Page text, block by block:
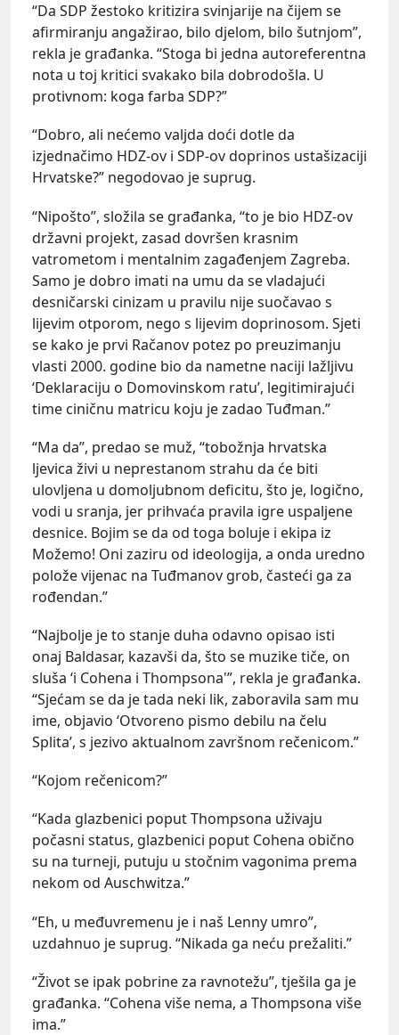
“Da SDP žestoko kritizira svinjarije na čijem se
afirmiranju angažirao, bilo djelom, bilo šutnjom”,
rekla je građanka. “Stoga bi jedna autoreferentna
nota u toj kritici svakako bila dobrodošla. U
protivnom: koga farba SDP?”
“Dobro, ali nećemo valjda doći dotle da
izjednačimo HDZ-ov i SDP-ov doprinos ustašizaciji
Hrvatske?” negodovao je suprug.
“Nipošto”, složila se građanka, “to je bio HDZ-ov
državni projekt, zasad dovršen krasnim
vatrometom i mentalnim zagađenjem Zagreba.
Samo je dobro imati na umu da se vladajući
desničarski cinizam u pravilu nije suočavao s
lijevim otporom, nego s lijevim doprinosom. Sjeti
se kako je prvi Račanov potez po preuzimanju
vlasti 2000. godine bio da nametne naciji lažljivu
‘Deklaraciju o Domovinskom ratu’, legitimirajući
time ciničnu matricu koju je zadao Tuđman.”
“Ma da”, predao se muž, “tobožnja hrvatska
ljevica živi u neprestanom strahu da će biti
ulovljena u domoljubnom deficitu, što je, logično,
vodi u sranja, jer prihvaća pravila igre uspaljene
desnice. Bojim se da od toga boluje i ekipa iz
Možemo! Oni zaziru od ideologija, a onda uredno
polože vijenac na Tuđmanov grob, časteći ga za
rođendan.”
“Najbolje je to stanje duha odavno opisao isti
onaj Baldasar, kazavši da, što se muzike tiče, on
sluša ‘i Cohena i Thompsona'”, rekla je građanka.
“Sjećam se da je tada neki lik, zaboravila sam mu
ime, objavio ‘Otvoreno pismo debilu na čelu
Splita’, s jezivo aktualnom završnom rečenicom.”
“Kojom rečenicom?”
“Kada glazbenici poput Thompsona uživaju
počasni status, glazbenici poput Cohena obično
su na turneji, putuju u stočnim vagonima prema
nekom od Auschwitza.”
“Eh, u međuvremenu je i naš Lenny umro”,
uzdahnuo je suprug. “Nikada ga neću prežaliti.”
“Život se ipak pobrine za ravnotežu”, tješila ga je
građanka. “Cohena više nema, a Thompsona više
ima.”